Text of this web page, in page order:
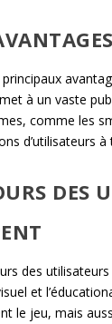
principaux
à un vaste
comme les
d’utilisateurs
DES
des
et
le jeu, mais